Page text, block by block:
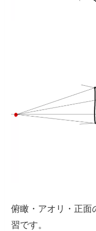
俯瞰・アオリ・正面
習です。